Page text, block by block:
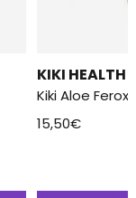
KIKI HEALTH
Kiki Aloe
15,50€